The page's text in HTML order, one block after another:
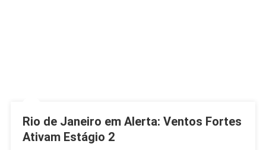
Rio de Janeiro em Alerta: Ventos Fortes
Ativam Estágio 2